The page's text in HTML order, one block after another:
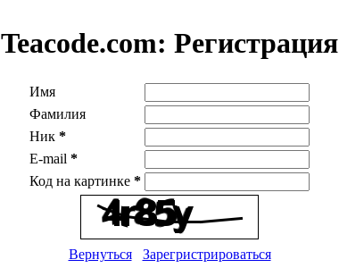
Teacode.com: Регистрация
Имя
Фамилия
Ник *
E-mail *
Код на картинке *
Вернуться Зарегристрироваться